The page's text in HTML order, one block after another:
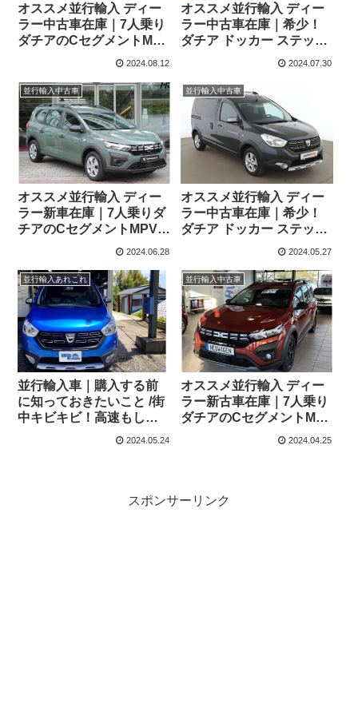
オススメ並行輸入 ディー
ラー中古車在庫｜7人乗り
ダチアのCセグメントMPV
モデル ダチア ジョガー エ
6MT 左ハンドル
2024.08.12
オススメ並行輸入 ディー
ラー中古車在庫｜希少！
ダチア ドッカー ステップ
ウェイプラスTCe 130
2024.07.30
並行輸入中古車
オススメ並行輸入 ディー
ラー新車在庫｜7人乗りダ
チアのCセグメントMPVモ
デル ダチア ジョガー エッ
左ハンドル
2024.06.28
並行輸入中古車
オススメ並行輸入 ディー
ラー中古車在庫｜希少！
ダチア ドッカー ステップ
ウェイプラスTCe 130
2024.05.27
並行輸入あれこれ
並行輸入車｜購入する前
に知っておきたいこと /街
中キビキビ！高速もしっ
かり！小型MPVが楽し
2024.05.24
並行輸入中古車
オススメ並行輸入 ディー
ラー新古車在庫｜7人乗り
ダチアのCセグメントMPV
モデル ダチア ジョガー エ
2024.04.25
スポンサーリンク